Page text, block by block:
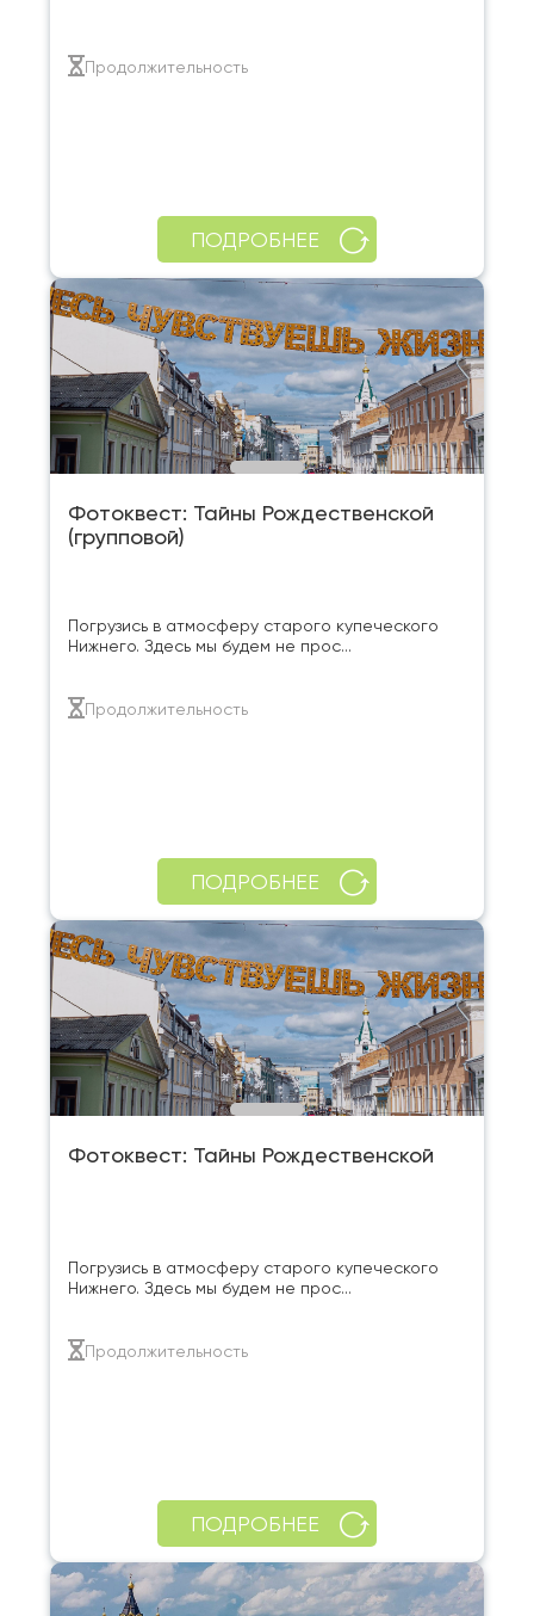
Продолжительность
ПОДРОБНЕЕ
Фотоквест: Тайны Рождественской
(групповой)
Погрузись в атмосферу старого купеческого
Нижнего. Здесь мы будем не прос...
Продолжительность
ПОДРОБНЕЕ
Фотоквест: Тайны Рождественской
Погрузись в атмосферу старого купеческого
Нижнего. Здесь мы будем не прос...
Продолжительность
ПОДРОБНЕЕ